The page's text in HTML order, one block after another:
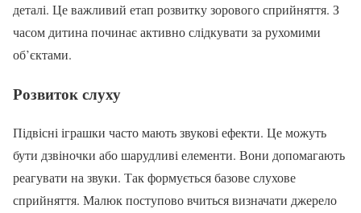
деталі. Це важливий етап розвитку зорового сприйняття. З
часом дитина починає активно слідкувати за рухомими
об’єктами.
Розвиток слуху
Підвісні іграшки часто мають звукові ефекти. Це можуть
бути дзвіночки або шарудливі елементи. Вони допомагають
реагувати на звуки. Так формується базове слухове
сприйняття. Малюк поступово вчиться визначати джерело